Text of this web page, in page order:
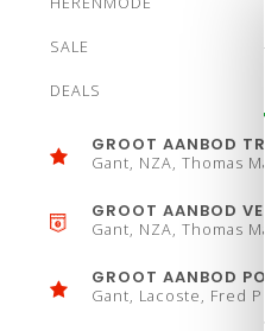
SALE
DEALS
GROOT AANBOD
Gant, NZA, Thomas
GROOT AANBOD
Gant, NZA, Thomas
GROOT AANBOD
Gant, Lacoste, Fred